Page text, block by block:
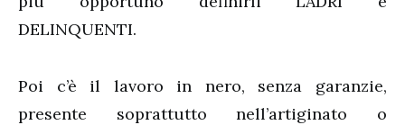
DELINQUENTI.
Poi c’è il lavoro in nero, senza garanzie,
presente soprattutto nell’artiginato o